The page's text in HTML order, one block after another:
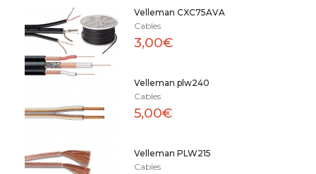
Velleman CXC75AVA
Cables
3,00€
Velleman plw240
Cables
5,00€
Velleman PLW215
Cables